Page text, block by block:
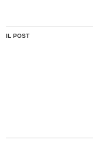
IL POST